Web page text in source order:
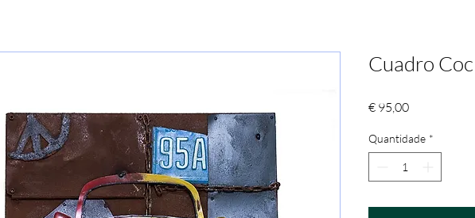
Cuadro
€ 95,00Preço
Quantidade *